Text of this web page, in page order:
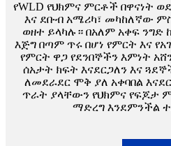
የWLD የህክምና ምርቶች በዋናነት
እና ደቡብ አሜሪካ፣ መካከለኛው
ወዘተ ይላካሉ። በአለም አቀፍ ንግድ
እጅግ በጣም ጥሩ በሆነ የምርት እና
የምርት ዋጋ የደንበኞችን እምነት
ሰአታት ክፍት እናደርጋለን እና
ለመደራደር ሞቅ ያለ አቀባበል
ጥራት ያላቸውን የህክምና የፍጆታ
ማድረግ እንደምንችል